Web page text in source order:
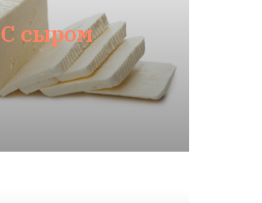
С сыром